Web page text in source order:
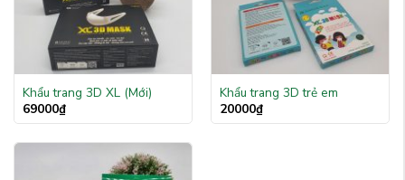
Khẩu trang 3D XL (Mới)
69000₫
Khẩu trang 3D trẻ em
20000₫